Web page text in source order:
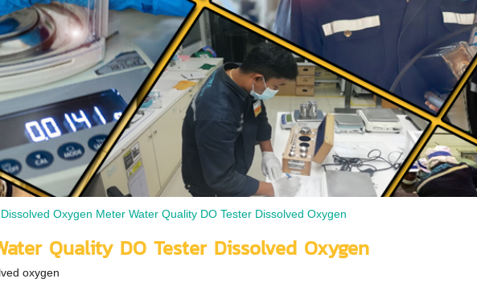
Oxygen Meter Water Quality DO Tester Dissolved Oxygen
Quality DO Tester Dissolved Oxygen
oxygen